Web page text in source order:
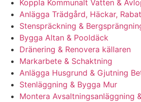
Koppla Kommunalt Vatten &
Anlägga Trädgård, Häckar,
Stenspräckning &
Bygga Altan & Pooldäck
Dränering & Renovera källaren
Markarbete & Schaktning
Anlägga Husgrund & Gjutning
Stenläggning & Bygga Mur
Montera Avsaltningsanläggning